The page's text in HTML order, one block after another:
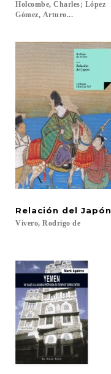
Holcombe, Charles; López
Gómez, Arturo...
Relación del Japón
Vivero, Rodrigo de